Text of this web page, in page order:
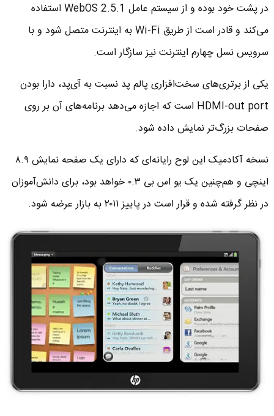
در پشت خود بوده و از سیستم عامل WebOS 2.5.1 استفاده
می‌کند و قادر است از طریق Wi-Fi به اینترنت متصل شود و با
سرویس نسل چهارم اینترنت نیز سازگار است.
یکی از برتری‌های سخت‌افزاری پالم پد نسبت به آی‌پد، دارا بودن
HDMI-out port است که اجازه می‌دهد برنامه‌های آن بر روی
صفحات بزرگ‌تر نمایش داده شود.
نسخه آکادمیک این لوح رایانه‌ای که دارای یک صفحه نمایش ۸.۹
اینچی و هم‌چنین یک یو اس بی ۰.۳ خواهد بود، برای دانش‌آموزان
در نظر گرفته شده و قرار است در پاییز ۲۰۱۱ به بازار عرضه شود.